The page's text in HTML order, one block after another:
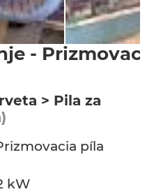
-
> Pila za
píla
kW